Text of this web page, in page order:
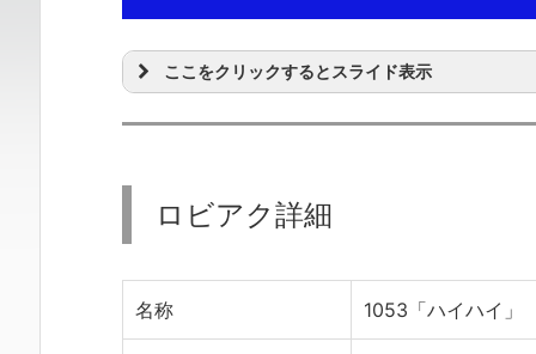
ここをクリックするとスライド表示
ロビアク詳細
名称 1053「ハイハイ」